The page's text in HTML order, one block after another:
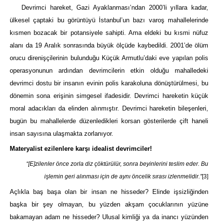
Devrimci hareket, Gazi Ayaklanması’ndan 2000’li yıllara kadar,
ülkesel çaptaki bu görüntüyü İstanbul’un bazı varoş mahallelerinde
kısmen bozacak bir potansiyele sahipti. Ama eldeki bu kısmi nüfuz
alanı da 19 Aralık sonrasında büyük ölçüde kaybedildi. 2001’de ölüm
orucu direnişçilerinin bulunduğu Küçük Armutlu’daki eve yapılan polis
operasyonunun ardından devrimcilerin etkin olduğu mahalledeki
devrimci dostu bir insanın evinin polis karakoluna dönüştürülmesi, bu
dönemin sona erişinin simgesel ifadesidir. Devrimci hareketin küçük
moral adacıkları da elinden alınmıştır. Devrimci hareketin bileşenleri,
bugün bu mahallelerde düzenledikleri korsan gösterilerde çift haneli
insan sayısına ulaşmakta zorlanıyor.
Materyalist ezilenlere karşı idealist devrimciler!
“[E]zilenler önce zorla diz çöktürülür, sonra beyinlerini teslim eder. Bu
işlemin geri alınması için de aynı öncelik sırası izlenmelidir.”[3]
Açlıkla baş başa olan bir insan ne hisseder? Elinde işsizliğinden
başka bir şey olmayan, bu yüzden akşam çocuklarının yüzüne
bakamayan adam ne hisseder? Ulusal kimliği ya da inancı yüzünden